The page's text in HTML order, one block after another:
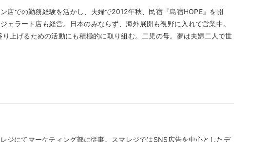
店での勤務経験を活かし、夫婦で2012年秋、民宿『島宿HOPE』を開
ラート店も経営。日本のみならず、海外展開も視野に入れて営業中。
上げるための活動にも積極的に取り組む。二児の母。夢は夫婦二人で世
ジにてマーケティング部に従事。スマレジではSNS広告を中心としたデ